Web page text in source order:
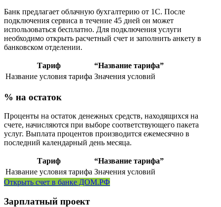
Банк предлагает облачную бухгалтерию от 1С. После
подключения сервиса в течение 45 дней он может
использоваться бесплатно. Для подключения услуги
необходимо открыть расчетный счет и заполнить анкету в
банковском отделении.
Тариф
“Название тарифа”
Название условия тарифа Значения условий
% на остаток
Проценты на остаток денежных средств, находящихся на
счете, начисляются при выборе соответствующего пакета
услуг. Выплата процентов производится ежемесячно в
последний календарный день месяца.
Тариф
“Название тарифа”
Название условия тарифа Значения условий
Открыть счет в банке ДОМ.РФ
Зарплатный проект